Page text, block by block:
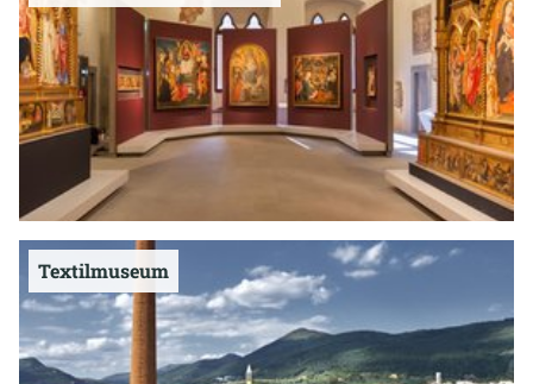
Textilmuseum